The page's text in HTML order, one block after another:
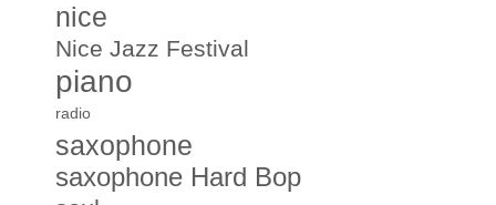
nice
Nice Jazz Festival
piano
radio
saxophone
saxophone Hard Bop